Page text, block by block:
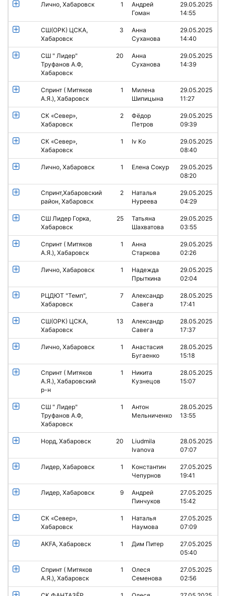
Лично, Хабаровск 1
Андрей
Гоман
29.05.2025
14:55
СШ(ОРК) ЦСКА,
Хабаровск
3
Анна
Суханова
29.05.2025
14:40
СШ " Лидер"
Труфанов А.Ф,
Хабаровск
20
Анна
Суханова
29.05.2025
14:39
Спринт ( Митяков
А.Я.), Хабаровск
1
Милена
Шипицына
29.05.2025
11:27
СК «Север»,
Хабаровск
2
Фёдор
Петров
29.05.2025
09:39
СК «Север»,
Хабаровск
1 Iv Ko
29.05.2025
08:40
Лично, Хабаровск 1 Елена Сокур
29.05.2025
08:20
Спринт,Хабаровский
район, Хабаровск
2
Наталья
Нуреева
29.05.2025
04:29
СШ Лидер Горка,
Хабаровск
25
Татьяна
Шахватова
29.05.2025
03:55
Спринт ( Митяков
А.Я.), Хабаровск
1
Анна
Старкова
29.05.2025
02:26
Лично, Хабаровск 1
Надежда
Прыткина
29.05.2025
02:04
РЦДЮТ "Темп",
Хабаровск
7
Александр
Савега
28.05.2025
17:41
СШ(ОРК) ЦСКА,
Хабаровск
13
Александр
Савега
28.05.2025
17:37
Лично, Хабаровск 1
Анастасия
Бугаенко
28.05.2025
15:18
Спринт ( Митяков
А.Я.), Хабаровский
р-н
1
Никита
Кузнецов
28.05.2025
15:07
СШ " Лидер"
Труфанов А.Ф,
Хабаровск
1
Антон
Мельниченко
28.05.2025
13:55
Норд, Хабаровск 20
Liudmila
Ivanova
28.05.2025
07:07
Лидер, Хабаровск 1
Константин
Чепурнов
27.05.2025
19:41
Лидер, Хабаровск 9
Андрей
Пинчуков
27.05.2025
15:42
СК «Север»,
Хабаровск
1
Наталья
Наумова
27.05.2025
07:09
AKFA, Хабаровск 1 Дим Питер
27.05.2025
05:40
Спринт ( Митяков
А.Я.), Хабаровск
1
Олеся
Семенова
27.05.2025
02:56